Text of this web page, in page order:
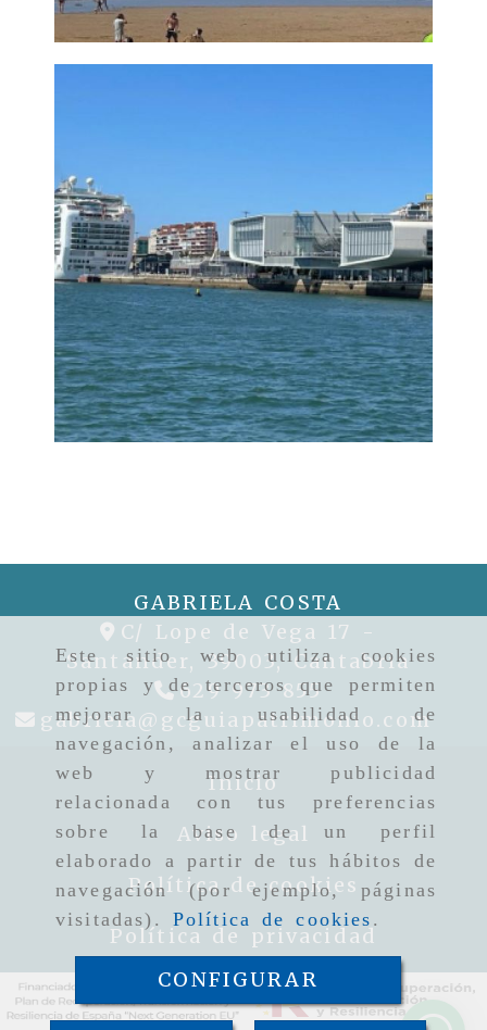
Este sitio web utiliza cookies
propias y de terceros que permiten
mejorar la usabilidad de
navegación, analizar el uso de la
web y mostrar publicidad
relacionada con tus preferencias
sobre la base de un perfil
elaborado a partir de tus hábitos de
navegación (por ejemplo, páginas
visitadas). Política de cookies .
CONFIGURAR
Desde la
GABRIELA COSTA
C/ Lope de Vega 17 -
Santander,39003,Cantabria
629 973 855
gabriela
gcguiapatrimonio.com
Inicio
Aviso legal
Política de cookies
Política de privacidad